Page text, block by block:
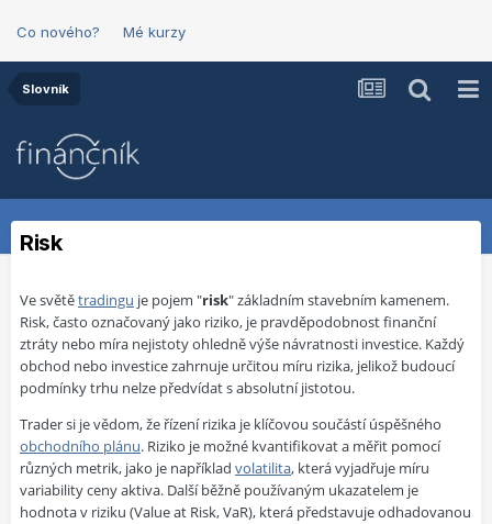
Co nového? Mé kurzy
Slovník
Risk
Ve světětradingu je pojem "risk" základním stavebním kamenem.
Risk, často označovaný jako riziko, je pravděpodobnost finanční
ztráty nebo míra nejistoty ohledně výše návratnosti investice. Každý
obchod nebo investice zahrnuje určitou míru rizika, jelikož budoucí
podmínky trhu nelze předvídat s absolutní jistotou.
Trader si je vědom, že řízení rizika je klíčovou součástí úspěšného
obchodního plánu. Riziko je možné kvantifikovat a měřit pomocí
různých metrik, jako je například volatilita, která vyjadřuje míru
variability ceny aktiva. Další běžně používaným ukazatelem je
hodnota v riziku (Value at Risk, VaR), která představuje odhadovanou